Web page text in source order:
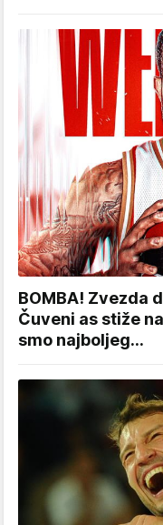
BOMBA! Zvezda
Čuveni as stiže
smo najboljeg...